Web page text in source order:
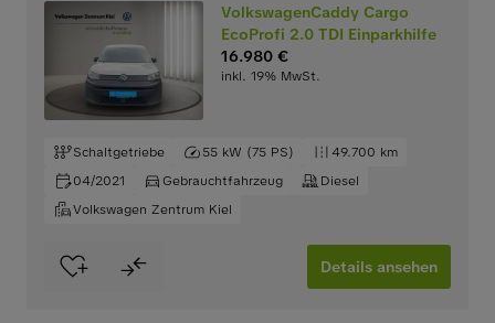
VolkswagenCaddy Cargo
EcoProfi 2.0 TDI Einparkhilfe
16.980 €
inkl. 19% MwSt.
Schaltgetriebe 55 kW (75 PS)
49.700 km
04/2021
Gebrauchtfahrzeug
Diesel
Volkswagen Zentrum Kiel
Details ansehen